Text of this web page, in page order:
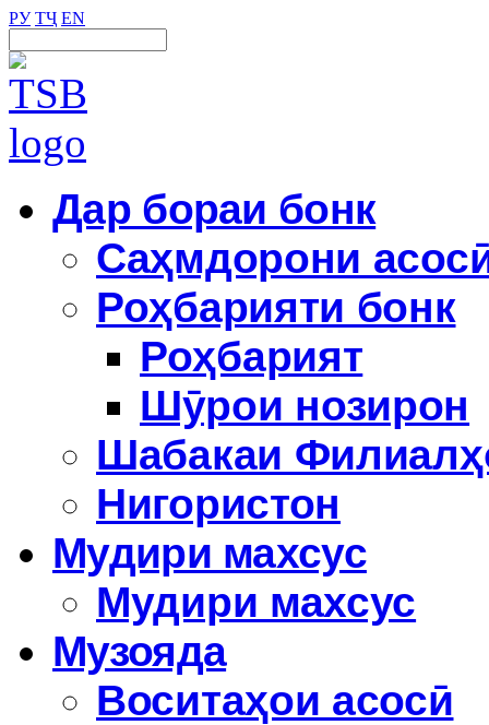
РУ ТҶ EN
Дар бораи бонк
Саҳмдорони
Роҳбарияти бонк
Роҳбарият
Шӯрои нозирон
Шабакаи
Нигористон
Мудири махсус
Мудири махсус
Музояда
Воситаҳои асосӣ